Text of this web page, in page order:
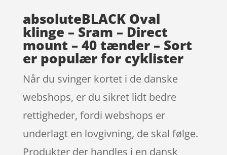
absoluteBLACK Oval
klinge – Sram – Direct
mount – 40 tænder – Sort
er populær for cyklister
Når du svinger kortet i de danske
webshops, er du sikret lidt bedre
rettigheder, fordi webshops er
underlagt en lovgivning, de skal følge.
Produkter der handles i en dansk